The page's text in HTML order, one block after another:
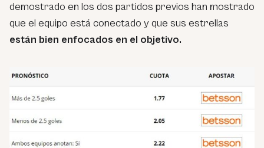
demostrado en los dos partidos previos han mostrado
que el equipo está conectado y que sus estrellas
están bien enfocados en el objetivo.